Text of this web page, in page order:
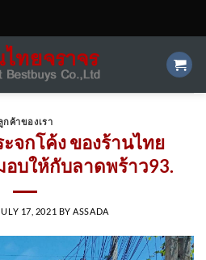
กค้าของเรา
จกโค้ง ของร้านไทย
อบให้กับลาดพร้าว93.
17, 2021 BY ASSADA